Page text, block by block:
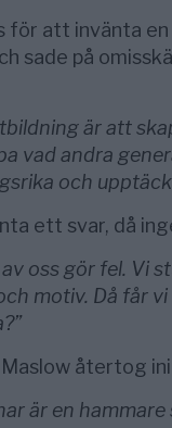
för att invänta
sade på
är att
vad andra
och
ett svar, då
oss gör fel. Vi
motiv. Då får vi
Maslow återtog
är en